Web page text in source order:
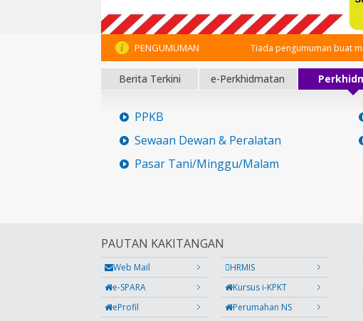
PENGUMUMAN Tiada pengumuman buat
Berita Terkini e-Perkhidmatan
PPKB
Sewaan Dewan & Peralatan
Pasar Tani/Minggu/Malam
PAUTAN KAKITANGAN
Web Mail
HRMIS
e-SPARA
Kursus i-KPKT
eProfil
Perumahan NS